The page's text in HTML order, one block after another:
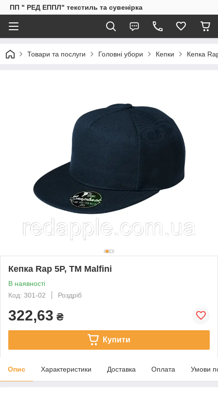
ПП " РЕД ЕППЛ" текстиль та сувенірка
Товари та послуги Головні убори Кепки Кепка
Кепка Rap 5P, ТМ Malfini
В наявності
Код: 301-02
Роздріб
322,63 ₴
Купити
Опис Характеристики Доставка Оплата Умови